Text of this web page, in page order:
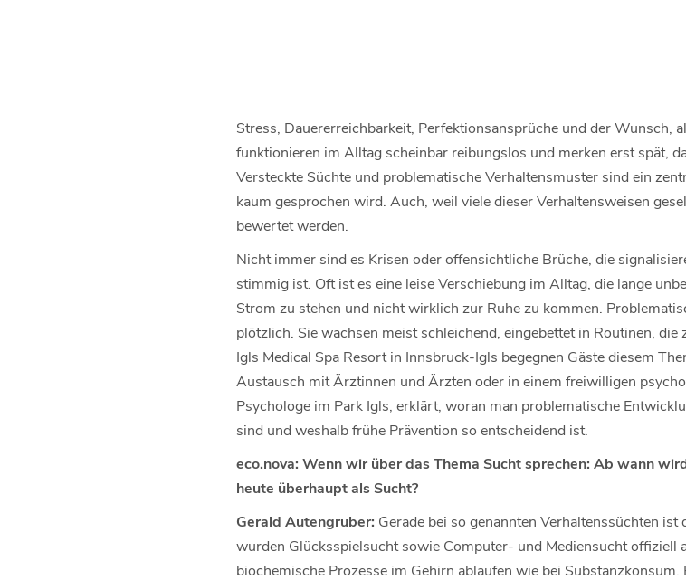
Stress, Dauererreichbarkeit, Perfektionsansprüche und der Wunsch,
funktionieren im Alltag scheinbar reibungslos und merken erst spät,
Versteckte Süchte und problematische Verhaltensmuster sind ein
kaum gesprochen wird. Auch, weil viele dieser Verhaltensweisen
bewertet werden.
Nicht immer sind es Krisen oder offensichtliche Brüche, die
stimmig ist. Oft ist es eine leise Verschiebung im Alltag, die lange
Strom zu stehen und nicht wirklich zur Ruhe zu kommen.
plötzlich. Sie wachsen meist schleichend, eingebettet in Routinen,
Igls Medical Spa Resort in Innsbruck-Igls begegnen Gäste diesem
Austausch mit Ärztinnen und Ärzten oder in einem freiwilligen
Psychologe im Park Igls, erklärt, woran man problematische
sind und weshalb frühe Prävention so entscheidend ist.
eco.nova: Wenn wir über das Thema Sucht sprechen: Ab wann
heute überhaupt als Sucht?
Gerald Autengruber: Gerade bei so genannten Verhaltenssüchten
wurden Glücksspielsucht sowie Computer- und Mediensucht offiziell
biochemische Prozesse im Gehirn ablaufen wie bei